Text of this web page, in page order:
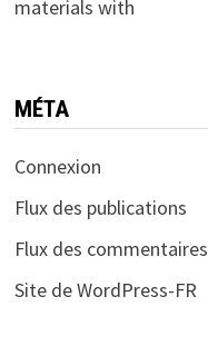
materials with
MÉTA
Connexion
Flux des publications
Flux des commentaires
Site de WordPress-FR